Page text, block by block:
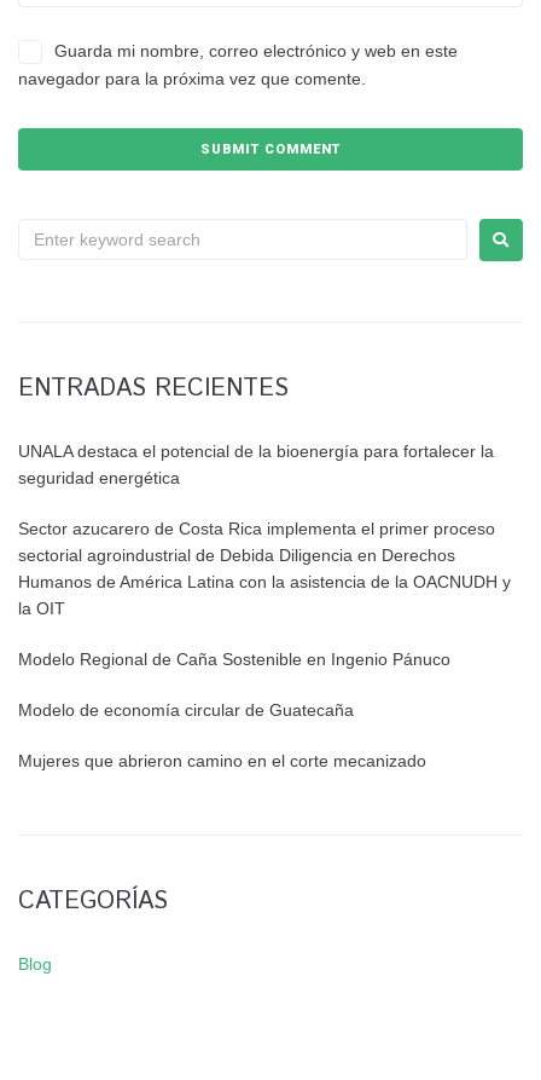
Guarda mi nombre, correo electrónico y web en este
navegador para la próxima vez que comente.
ENTRADAS RECIENTES
UNALA destaca el potencial de la bioenergía para fortalecer la
seguridad energética
Sector azucarero de Costa Rica implementa el primer proceso
sectorial agroindustrial de Debida Diligencia en Derechos
Humanos de América Latina con la asistencia de la OACNUDH y
la OIT
Modelo Regional de Caña Sostenible en Ingenio Pánuco
Modelo de economía circular de Guatecaña
Mujeres que abrieron camino en el corte mecanizado
CATEGORÍAS
Blog